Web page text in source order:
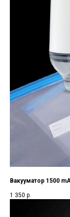
Вакууматор 1500
1 350 р.